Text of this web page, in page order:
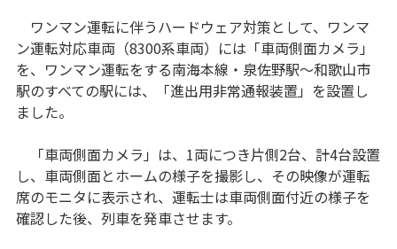
ワンマン運転に伴うハードウェア対策として、ワンマ
ン運転対応車両（8300系車両）には「車両側面カメラ」
を、ワンマン運転をする南海本線・泉佐野駅～和歌山市
駅のすべての駅には、「進出用非常通報装置」を設置し
ました。
「車両側面カメラ」は、1両につき片側2台、計4台設置
し、車両側面とホームの様子を撮影し、その映像が運転
席のモニタに表示され、運転士は車両側面付近の様子を
確認した後、列車を発車させます。